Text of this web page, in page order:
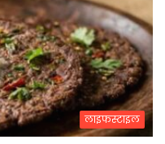
लाइफस्टाइल